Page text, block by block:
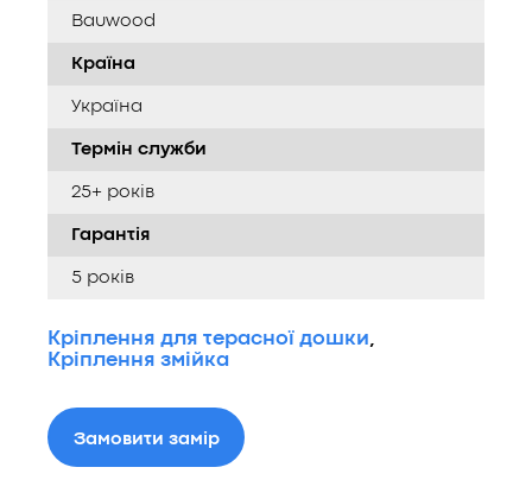
Bauwood
Країна
Україна
Термін служби
25+ років
Гарантія
5 років
Кріплення для терасної дошки,
Кріплення змійка
Замовити замір